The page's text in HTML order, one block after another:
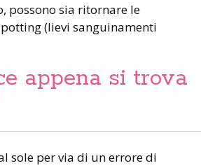
possono sia ritornare le
(lievi sanguinamenti
appena si trova
sole per via di un errore di